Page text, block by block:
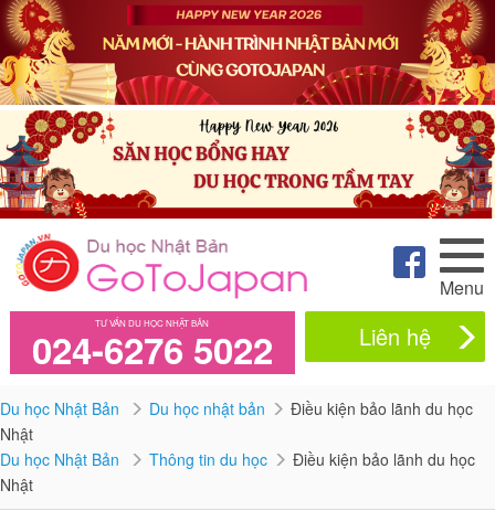
Menu
TƯ VẤN DU HỌC NHẬT BẢN
024-6276 5022 Liên hệ
Du học Nhật Bản Du học nhật bản
Điều kiện bảo lãnh du học
Nhật
Du học Nhật Bản
Thông tin du học
Điều kiện bảo lãnh du học
Nhật